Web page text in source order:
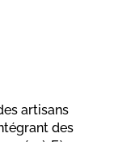
artisans
des